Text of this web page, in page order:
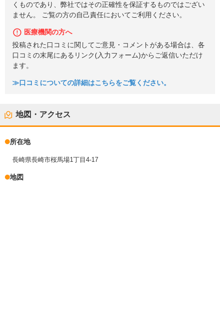
くものであり、弊社ではその正確性を保証するものではござい
ません。 ご覧の方の自己責任においてご利用ください。
医療機関の方へ
投稿された口コミに関してご意見・コメントがある場合は、各
口コミの末尾にあるリンク(入力フォーム)からご返信いただけ
ます。
≫口コミについての詳細はこちらをご覧ください。
地図・アクセス
所在地
長崎県長崎市桜馬場1丁目4-17
地図